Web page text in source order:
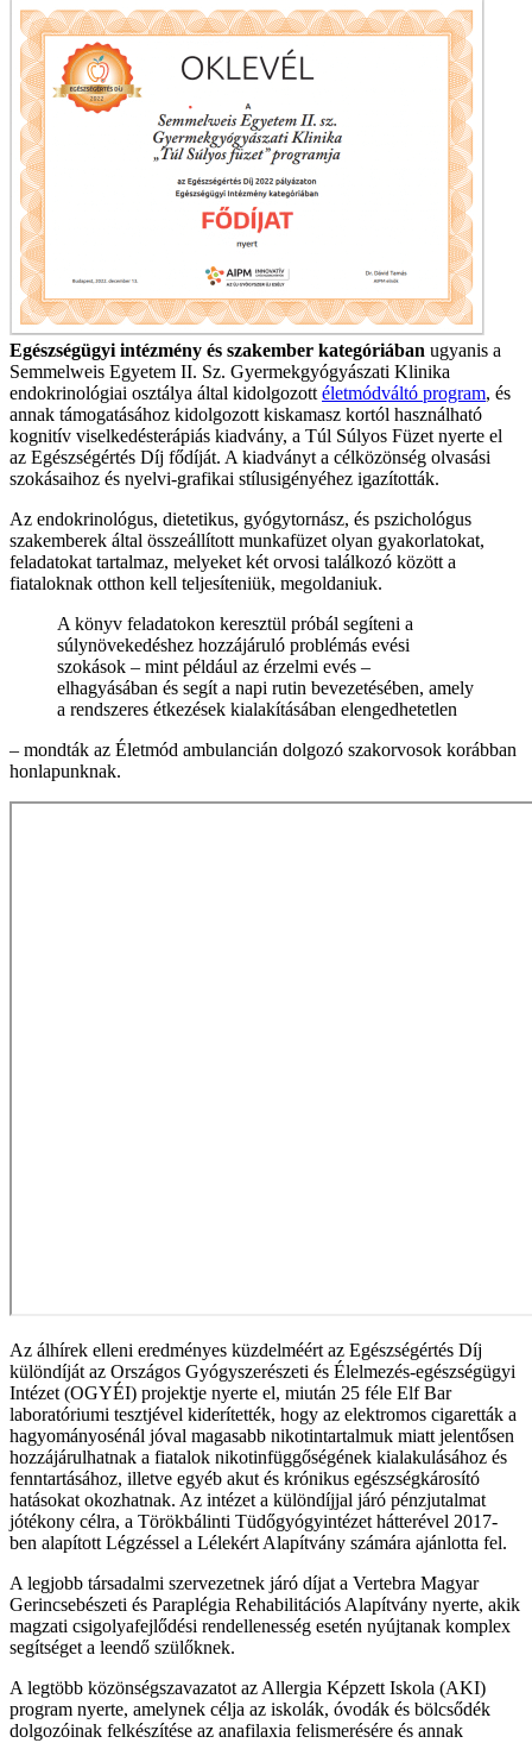
Egészségügyi intézmény és szakember kategóriában ugyanis a
Semmelweis Egyetem II. Sz. Gyermekgyógyászati Klinika
endokrinológiai osztálya által kidolgozott életmódváltó program, és
annak támogatásához kidolgozott kiskamasz kortól használható
kognitív viselkedésterápiás kiadvány, a Túl Súlyos Füzet nyerte el
az Egészségértés Díj fődíját. A kiadványt a célközönség olvasási
szokásaihoz és nyelvi-grafikai stílusigényéhez igazították.
Az endokrinológus, dietetikus, gyógytornász, és pszichológus
szakemberek által összeállított munkafüzet olyan gyakorlatokat,
feladatokat tartalmaz, melyeket két orvosi találkozó között a
fiataloknak otthon kell teljesíteniük, megoldaniuk.
A könyv feladatokon keresztül próbál segíteni a
súlynövekedéshez hozzájáruló problémás evési
szokások – mint például az érzelmi evés –
elhagyásában és segít a napi rutin bevezetésében, amely
a rendszeres étkezések kialakításában elengedhetetlen
– mondták az Életmód ambulancián dolgozó szakorvosok korábban
honlapunknak.
Az álhírek elleni eredményes küzdelméért az Egészségértés Díj
különdíját az Országos Gyógyszerészeti és Élelmezés-egészségügyi
Intézet (OGYÉI) projektje nyerte el, miután 25 féle Elf Bar
laboratóriumi tesztjével kiderítették, hogy az elektromos cigaretták a
hagyományosénál jóval magasabb nikotintartalmuk miatt jelentősen
hozzájárulhatnak a fiatalok nikotinfüggőségének kialakulásához és
fenntartásához, illetve egyéb akut és krónikus egészségkárosító
hatásokat okozhatnak. Az intézet a különdíjjal járó pénzjutalmat
jótékony célra, a Törökbálinti Tüdőgyógyintézet hátterével 2017-
ben alapított Légzéssel a Lélekért Alapítvány számára ajánlotta fel.
A legjobb társadalmi szervezetnek járó díjat a Vertebra Magyar
Gerincsebészeti és Paraplégia Rehabilitációs Alapítvány nyerte, akik
magzati csigolyafejlődési rendellenesség esetén nyújtanak komplex
segítséget a leendő szülőknek.
A legtöbb közönségszavazatot az Allergia Képzett Iskola (AKI)
program nyerte, amelynek célja az iskolák, óvodák és bölcsődék
dolgozóinak felkészítése az anafilaxia felismerésére és annak